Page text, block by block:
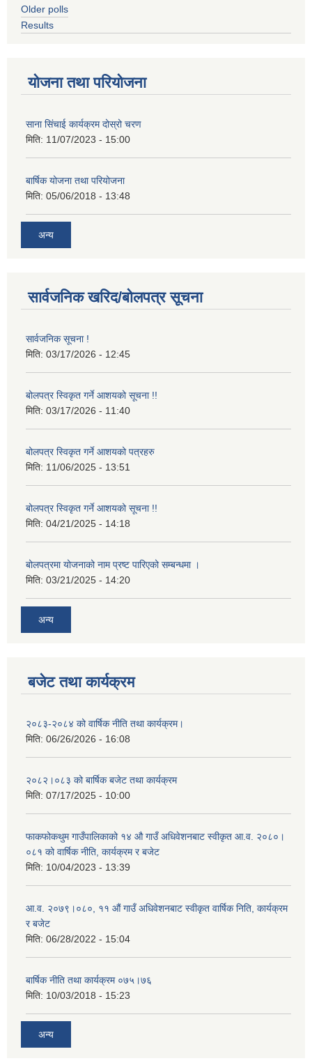
Older polls
Results
योजना तथा परियोजना
साना सिंचाई कार्यक्रम दोस्रो चरण
मिति: 11/07/2023 - 15:00
बार्षिक योजना तथा परियोजना
मिति: 05/06/2018 - 13:48
अन्य
सार्वजनिक खरिद/बोलपत्र सूचना
सार्वजनिक सूचना !
मिति: 03/17/2026 - 12:45
बोलपत्र स्विकृत गर्ने आशयको सूचना !!
मिति: 03/17/2026 - 11:40
बोलपत्र स्विकृत गर्ने आशयको पत्रहरु
मिति: 11/06/2025 - 13:51
बोलपत्र स्विकृत गर्ने आशयको सूचना !!
मिति: 04/21/2025 - 14:18
बोलपत्रमा योजनाको नाम प्रष्ट पारिएको सम्बन्धमा ।
मिति: 03/21/2025 - 14:20
अन्य
बजेट तथा कार्यक्रम
२०८३-२०८४ को वार्षिक नीति तथा कार्यक्रम।
मिति: 06/26/2026 - 16:08
२०८२।०८३ को बार्षिक बजेट तथा कार्यक्रम
मिति: 07/17/2025 - 10:00
फाकफोकथुम गाउँपालिकाको १४ औ गाउँ अधिवेशनबाट स्वीकृत आ.व. २०८०।
०८१ को वार्षिक नीति, कार्यक्रम र बजेट
मिति: 10/04/2023 - 13:39
आ.व. २०७९।०८०, ११ औं गाउँ अधिवेशनबाट स्वीकृत वार्षिक निति, कार्यक्रम
र बजेट
मिति: 06/28/2022 - 15:04
बार्षिक नीति तथा कार्यक्रम ०७५।७६
मिति: 10/03/2018 - 15:23
अन्य